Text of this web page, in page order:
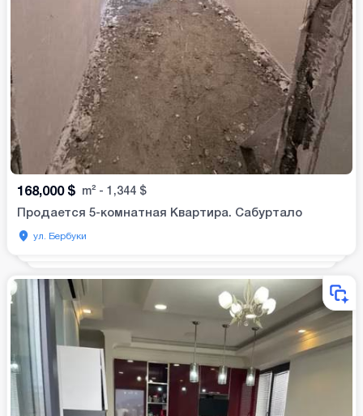
168,000 $ m² - 1,344 $
Продается 5-комнатная Квартира. Сабуртало
ул. Бербуки